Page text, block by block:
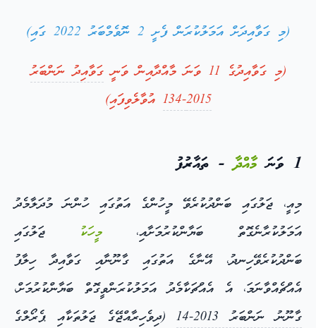
(މި ގަވާއިދަށް އަމަލުކުރަން ފެށީ 2 ނޮވެމްބަރު 2022 ގައި)
(މި ގަވާއިދުގެ 11 ވަނަ މާއްދާއިން ވަނީ
ގަވާއިދު ނަންބަރު
2015-134
އުވާލެވިފައި)
1 ވަނަ މާއްދާ- ތައާރުފު
މިއީ، ޖަލުގައި ބަންދުކުރެވޭ މީހުންގެ އަތުގައި ހުންނަ މުދަލާމެދު
އަމަލުކުރާނެގޮތް ބަޔާންކުރުމަށާއި،މީހަކު ޖަލުގައި
ބަންދުކުރެވޭހިނދު، އޭނާގެ އަތުގައި ގާނޫނާއި ގަވާއިދާ ހިލާފު
އެއްޗެއްވާނަމަ، އެ އެއްޗަކާމެދު އަމަލުކުރަންވީގޮތް ބަޔާންކުރުމަށް،
ގާނޫނު ނަންބަރު 2013-14
(ދިވެހިރާއްޖޭގެ ޖަލުތަކާއި ޕެރޯލްގެ